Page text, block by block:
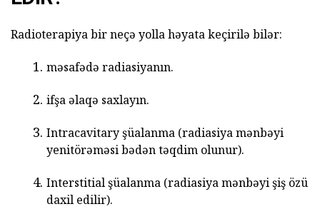
Radioterapiya bir neçə yolla həyata keçirilə bilər:
məsafədə radiasiyanın.
ifşa əlaqə saxlayın.
Intracavitary şüalanma (radiasiya mənbəyi
yenitörəməsi bədən təqdim olunur).
Interstitial şüalanma (radiasiya mənbəyi şiş özü
daxil edilir).